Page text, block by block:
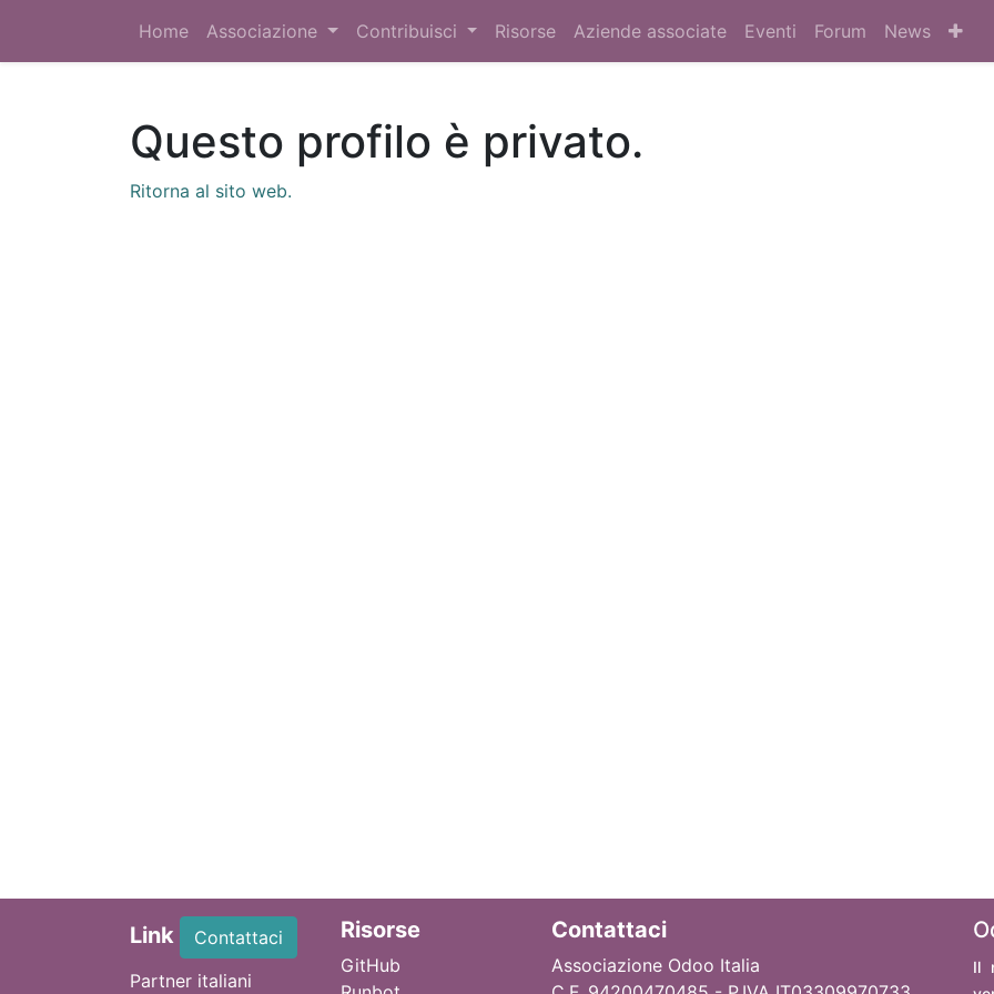
Home Associazione Contribuisci Risorse Aziende associate Eventi Forum News
Questo profilo è privato.
Ritorna al sito web.
Link
Contattaci
Partner italiani
Risorse
GitHub
Contattaci
Associazione Odoo Italia
Il